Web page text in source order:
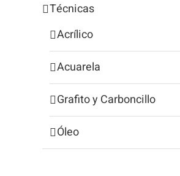
Técnicas
Acrílico
Acuarela
Grafito y Carboncillo
Óleo